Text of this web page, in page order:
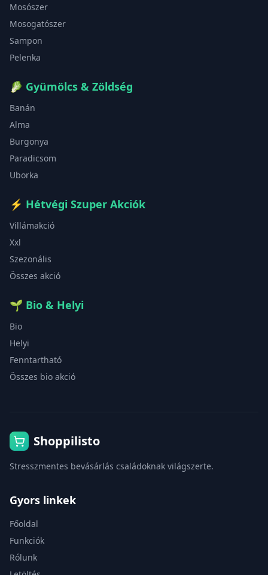
Mosószer
Mosogatószer
Sampon
Pelenka
🥬 Gyümölcs & Zöldség
Banán
Alma
Burgonya
Paradicsom
Uborka
⚡ Hétvégi Szuper Akciók
Villámakció
Xxl
Szezonális
Összes akció
🌱 Bio & Helyi
Bio
Helyi
Fenntartható
Összes bio akció
Shoppilisto
Stresszmentes bevásárlás családoknak világszerte.
Gyors linkek
Főoldal
Funkciók
Rólunk